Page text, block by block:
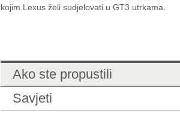
kojim Lexus želi sudjelovati u GT3 utrkama.
Ako ste propustili
Savjeti